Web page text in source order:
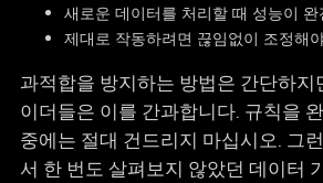
새로운 데이터를 처리할 때 성능이
제대로 작동하려면 끊임없이 조정해
과적합을 방지하는 방법은 간단하지
이더들은 이를 간과합니다. 규칙을
중에는 절대 건드리지 마십시오. 그
서 한 번도 살펴보지 않았던 데이터